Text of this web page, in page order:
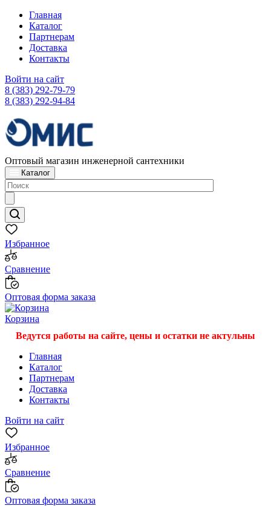
Главная
Каталог
Партнерам
Доставка
Контакты
Войти на сайт
8 (383) 292-79-79
8 (383) 292-94-84
Оптовый магазин инженерной сантехники
Каталог
Избранное
Сравнение
Оптовая форма заказа
Корзина
Ведутся работы на сайте, цены и остатки не актульны
Главная
Каталог
Партнерам
Доставка
Контакты
Войти на сайт
Избранное
Сравнение
Оптовая форма заказа